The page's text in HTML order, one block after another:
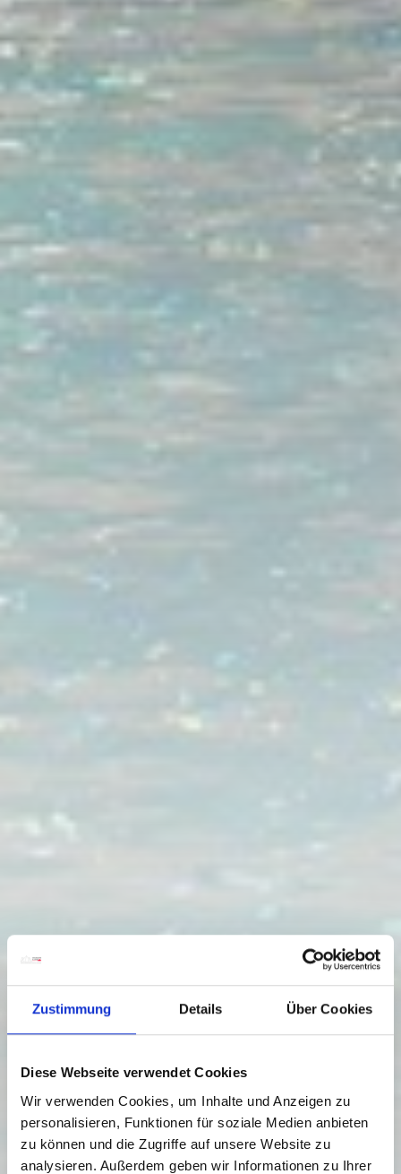
Zustimmung Details Über Cookies
Diese Webseite verwendet Cookies
Wir verwenden Cookies, um Inhalte und Anzeigen zu
personalisieren, Funktionen für soziale Medien anbieten
zu können und die Zugriffe auf unsere Website zu
analysieren. Außerdem geben wir Informationen zu Ihrer